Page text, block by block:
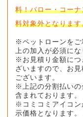
料！バロー・コー
料対象外となりま
※ペットローンをご
上の加入が必須にな
※お見積り金額につ
ざいますので、お
ございます。
※上記の分割払いの
含まれております。
※コミコミアイコン
示価格となります